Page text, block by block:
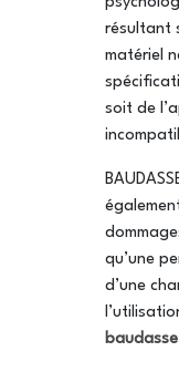
résultant
matériel
soit de
qu’une
d’une